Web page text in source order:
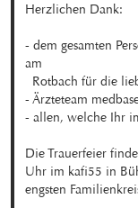
Herzlichen Dank:
- dem gesamten
am
- Ärzteteam
- allen, welche Ihr
Die Trauerfeier
Uhr im kafi55 in
engsten